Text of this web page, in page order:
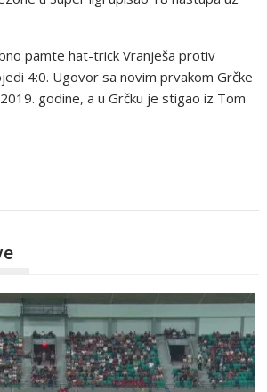
pamte hat-trick Vranješa protiv
4:0. Ugovor sa novim prvakom Grčke
godine, a u Grčku je stigao iz Tom